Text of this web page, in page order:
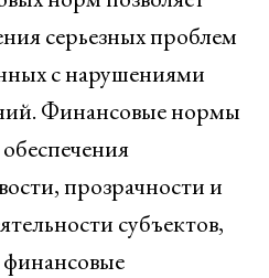
серьезных проблем
с нарушениями
Финансовые нормы
прозрачности и
субъектов,